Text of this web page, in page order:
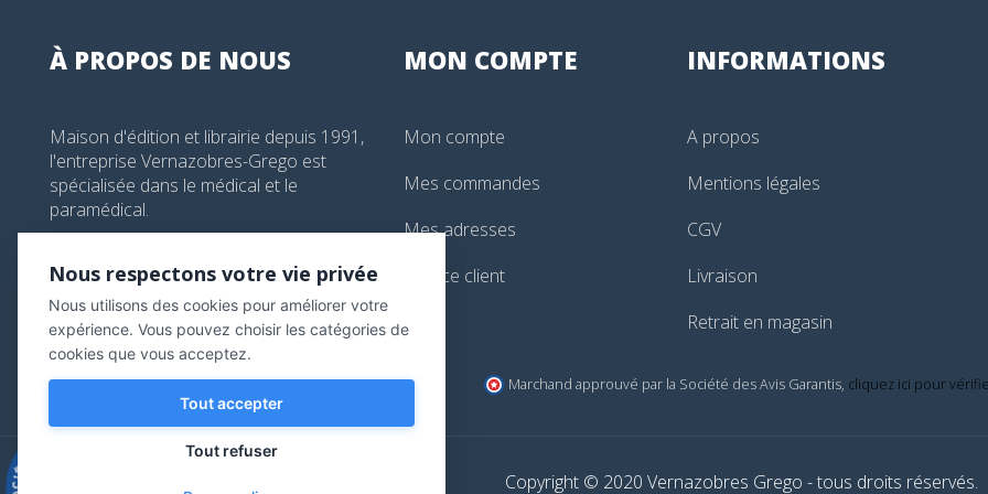
À PROPOS DE NOUS
Maison d'édition et librairie depuis 1991,
l'entreprise Vernazobres-Grego est
spécialisée dans le médical et le
paramédical.
librairie@vg-editions.com
MON COMPTE
Mon compte
Mes commandes
Mes adresses
Service client
INFORMATIONS
A propos
Mentions légales
CGV
Livraison
Retrait en magasin
Marchand approuvé par la Société des Avis Garantis, cliquez ici pour
Copyright © 2020 Vernazobres Grego - tous droits réservés.
Nous respectons votre vie privée
Nous utilisons des cookies pour améliorer votre
expérience. Vous pouvez choisir les catégories de
cookies que vous acceptez.
Tout accepter
Tout refuser